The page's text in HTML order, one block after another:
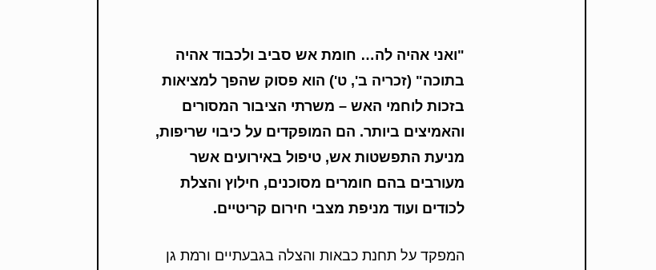
"ואני אהיה לה… חומת אש סביב ולכבוד אהיה
בתוכה" (זכריה ב', ט') הוא פסוק שהפך למציאות
בזכות לוחמי האש – משרתי הציבור המסורים
והאמיצים ביותר. הם המופקדים על כיבוי שריפות,
מניעת התפשטות אש, טיפול באירועים אשר
מעורבים בהם חומרים מסוכנים, חילוץ והצלת
לכודים ועוד מניפת מצבי חירום קריטיים.
המפקד על תחנת כבאות והצלה בגבעתיים ורמת גן